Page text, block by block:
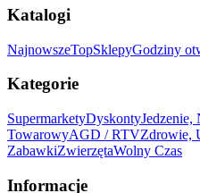
Katalogi
NajnowszeTopSklepyGodziny
Kategorie
SupermarketyDyskontyJedzenie,
TowarowyAGD / RTVZdrowie,
ZabawkiZwierzętaWolny Czas
Informacje